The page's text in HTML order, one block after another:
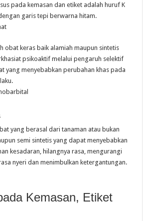
pada kemasan dan etiket adalah huruf K
garis tepi berwarna hitam.
obat keras baik alamiah maupun sintetis
psikoaktif melalui pengaruh selektif
yang menyebabkan perubahan khas pada
yang berasal dari tanaman atau bukan
semi sintetis yang dapat menyebabkan
kesadaran, hilangnya rasa, mengurangi
nyeri dan menimbulkan ketergantungan.
Kemasan, Etiket